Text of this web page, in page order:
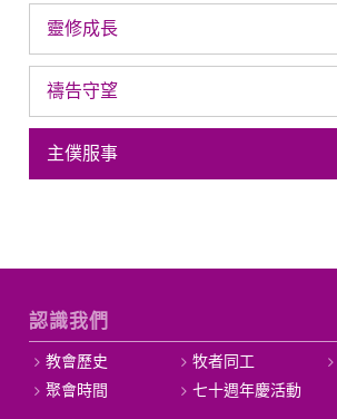
靈修成長
禱告守望
主僕服事
認識我們
教會歷史 牧者同工
聚會時間
七十週年慶活動